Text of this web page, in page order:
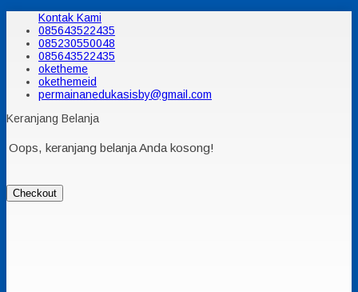
Kontak Kami
085643522435
085230550048
085643522435
oketheme
okethemeid
permainanedukasisby@gmail.com
Keranjang Belanja
Oops, keranjang belanja Anda kosong!
Checkout